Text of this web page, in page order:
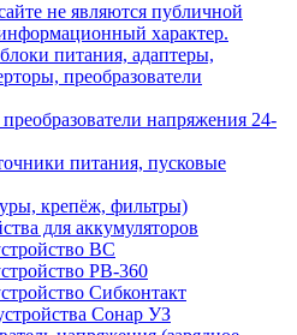
не являются публичной
характер.
питания, адаптеры,
преобразователи
напряжения 24-
питания, пусковые
крепёж, фильтры)
для аккумуляторов
BC
PB-360
Сибконтакт
Сонар УЗ